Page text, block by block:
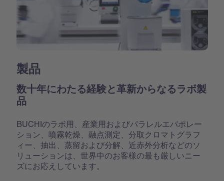
製品
数十年にわたる経験と革新からなるラボ製
品
BUCHIのラボ用、産業用およびパラレルエバポレー
ション、噴霧乾燥、融点測定、分取クロマトグラフ
ィー、抽出、蒸留および分解、近赤外分析などのソ
リューションは、世界中のお客様の最も厳しいニー
ズにお応えしています。